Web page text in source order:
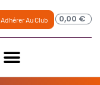
Adhérer Au Club 0,00 €